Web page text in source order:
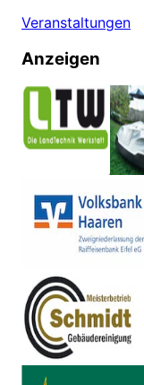
Veranstaltungen
Anzeigen